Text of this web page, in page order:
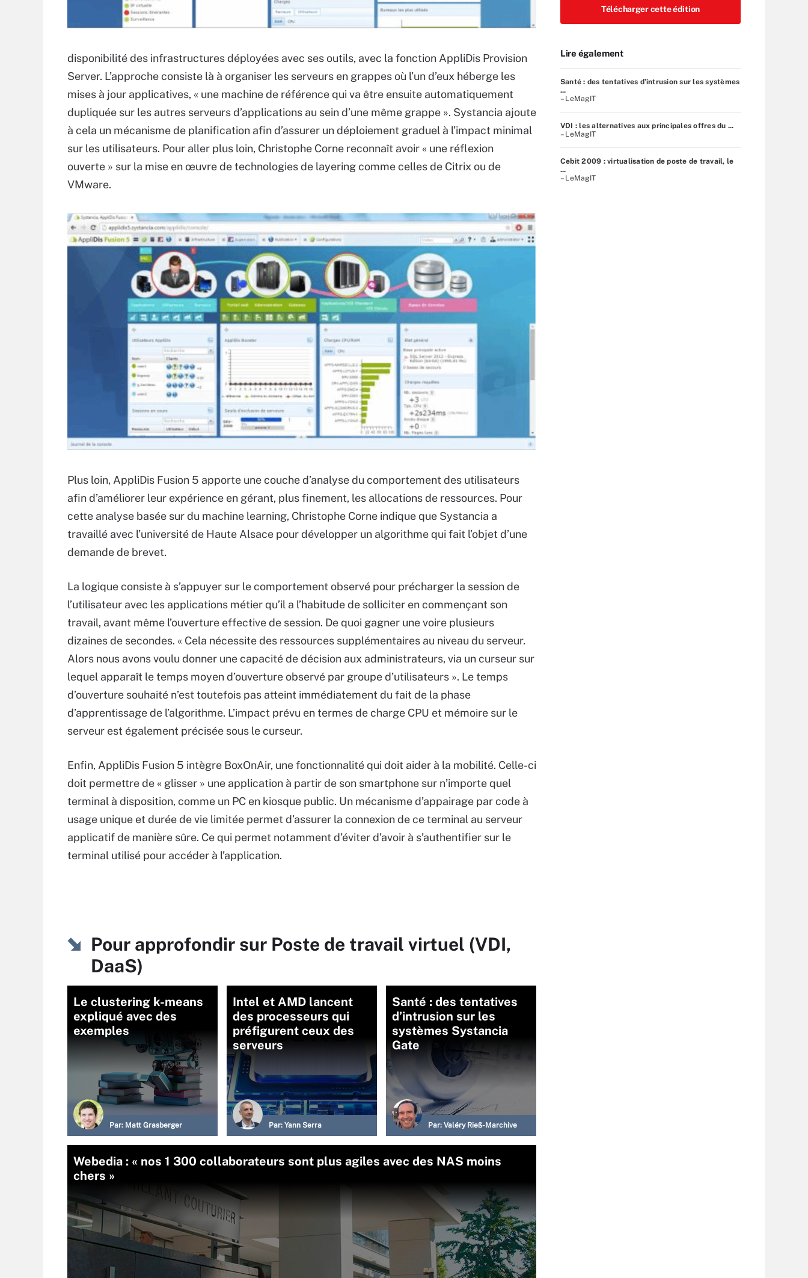
disponibilité des infrastructures déployées avec ses outils, avec la fonction AppliDis Provision
Server. L’approche consiste là à organiser les serveurs en grappes où l’un d’eux héberge les
mises à jour applicatives, « une machine de référence qui va être ensuite automatiquement
dupliquée sur les autres serveurs d’applications au sein d’une même grappe ». Systancia ajoute
à cela un mécanisme de planification afin d’assurer un déploiement graduel à l’impact minimal
sur les utilisateurs. Pour aller plus loin, Christophe Corne reconnaît avoir « une réflexion
ouverte » sur la mise en œuvre de technologies de layering comme celles de Citrix ou de
VMware.
Plus loin, AppliDis Fusion 5 apporte une couche d’analyse du comportement des utilisateurs
afin d’améliorer leur expérience en gérant, plus finement, les allocations de ressources. Pour
cette analyse basée sur du machine learning, Christophe Corne indique que Systancia a
travaillé avec l’université de Haute Alsace pour développer un algorithme qui fait l’objet d’une
demande de brevet.
La logique consiste à s’appuyer sur le comportement observé pour précharger la session de
l’utilisateur avec les applications métier qu’il a l’habitude de solliciter en commençant son
travail, avant même l’ouverture effective de session. De quoi gagner une voire plusieurs
dizaines de secondes. « Cela nécessite des ressources supplémentaires au niveau du serveur.
Alors nous avons voulu donner une capacité de décision aux administrateurs, via un curseur sur
lequel apparaît le temps moyen d’ouverture observé par groupe d’utilisateurs ». Le temps
d’ouverture souhaité n’est toutefois pas atteint immédiatement du fait de la phase
d’apprentissage de l’algorithme. L’impact prévu en termes de charge CPU et mémoire sur le
serveur est également précisée sous le curseur.
Enfin, AppliDis Fusion 5 intègre BoxOnAir, une fonctionnalité qui doit aider à la mobilité. Celle-ci
doit permettre de « glisser » une application à partir de son smartphone sur n’importe quel
terminal à disposition, comme un PC en kiosque public. Un mécanisme d’appairage par code à
usage unique et durée de vie limitée permet d’assurer la connexion de ce terminal au serveur
applicatif de manière sûre. Ce qui permet notamment d’éviter d’avoir à s’authentifier sur le
terminal utilisé pour accéder à l’application.
Pour approfondir sur Poste de travail virtuel (VDI,
DaaS)
Le clustering k-means
expliqué avec des
exemples
Par: Matt Grasberger
Intel et AMD lancent
des processeurs qui
préfigurent ceux des
serveurs
Par: Yann Serra
Santé : des tentatives
d’intrusion sur les
systèmes Systancia
Gate
Par: Valéry Rieß-Marchive
Webedia : « nos 1 300 collaborateurs sont plus agiles avec des NAS moins
chers »
Télécharger cette édition
Lire également
Santé : des tentatives d’intrusion sur les systèmes
...
– LeMagIT
VDI : les alternatives aux principales offres du ...
– LeMagIT
Cebit 2009 : virtualisation de poste de travail, le
...
– LeMagIT